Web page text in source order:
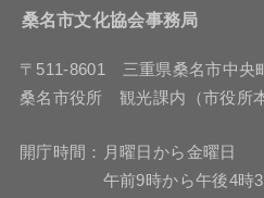
桑名市文化協会事務局
〒511-8601 三重県桑名市中央
桑名市役所 観光課内（市役所
開庁時間：月曜日から金曜日
午前9時から午後4時